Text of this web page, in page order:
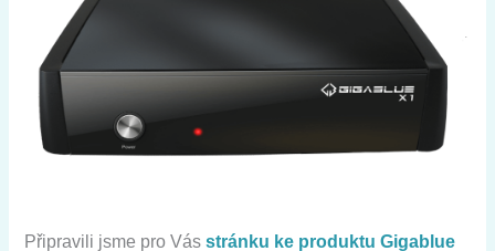
Připravili jsme pro Vás stránku ke produktu Gigablue